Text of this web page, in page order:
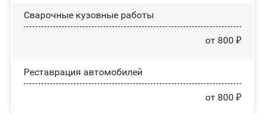
Сварочные кузовные работы
от 800 ₽
Реставрация автомобилей
от 800 ₽